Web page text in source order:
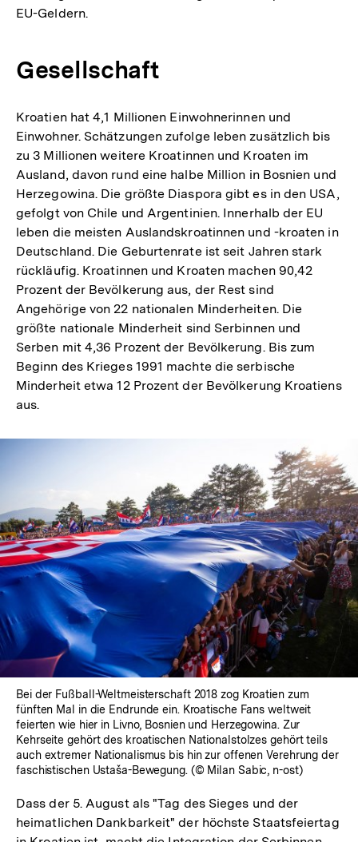
EU-Geldern.
Gesellschaft
Kroatien hat 4,1 Millionen Einwohnerinnen und
Einwohner. Schätzungen zufolge leben zusätzlich bis
zu 3 Millionen weitere Kroatinnen und Kroaten im
Ausland, davon rund eine halbe Million in Bosnien und
Herzegowina. Die größte Diaspora gibt es in den USA,
gefolgt von Chile und Argentinien. Innerhalb der EU
leben die meisten Auslandskroatinnen und -kroaten in
Deutschland. Die Geburtenrate ist seit Jahren stark
rückläufig. Kroatinnen und Kroaten machen 90,42
Prozent der Bevölkerung aus, der Rest sind
Angehörige von 22 nationalen Minderheiten. Die
größte nationale Minderheit sind Serbinnen und
Serben mit 4,36 Prozent der Bevölkerung. Bis zum
Beginn des Krieges 1991 machte die serbische
Minderheit etwa 12 Prozent der Bevölkerung Kroatiens
aus.
Bei der Fußball-Weltmeisterschaft 2018 zog Kroatien zum
fünften Mal in die Endrunde ein. Kroatische Fans weltweit
feierten wie hier in Livno, Bosnien und Herzegowina. Zur
Kehrseite gehört des kroatischen Nationalstolzes gehört teils
auch extremer Nationalismus bis hin zur offenen Verehrung der
faschistischen Ustaša-Bewegung. (© Milan Sabic, n-ost)
Dass der 5. August als "Tag des Sieges und der
heimatlichen Dankbarkeit" der höchste Staatsfeiertag